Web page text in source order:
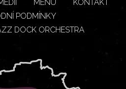
MENU
KONTAKT
PODMÍNKY
DOCK ORCHESTRA